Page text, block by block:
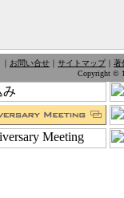
｜ お問い合せ ｜ サイトマップ｜ 著
Copyright ©